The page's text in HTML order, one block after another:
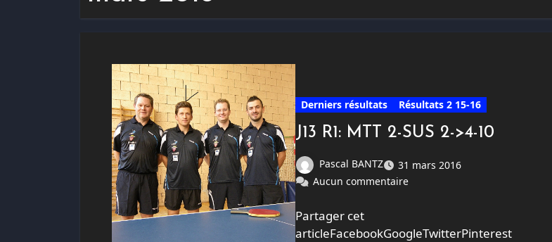
Derniers résultats Résultats 2 15-16
J13 R1: MTT 2-SUS 2->4-10
Pascal BANTZ
31 mars 2016
Aucun commentaire
Partager cet
articleFacebookGoogleTwitterPinterest